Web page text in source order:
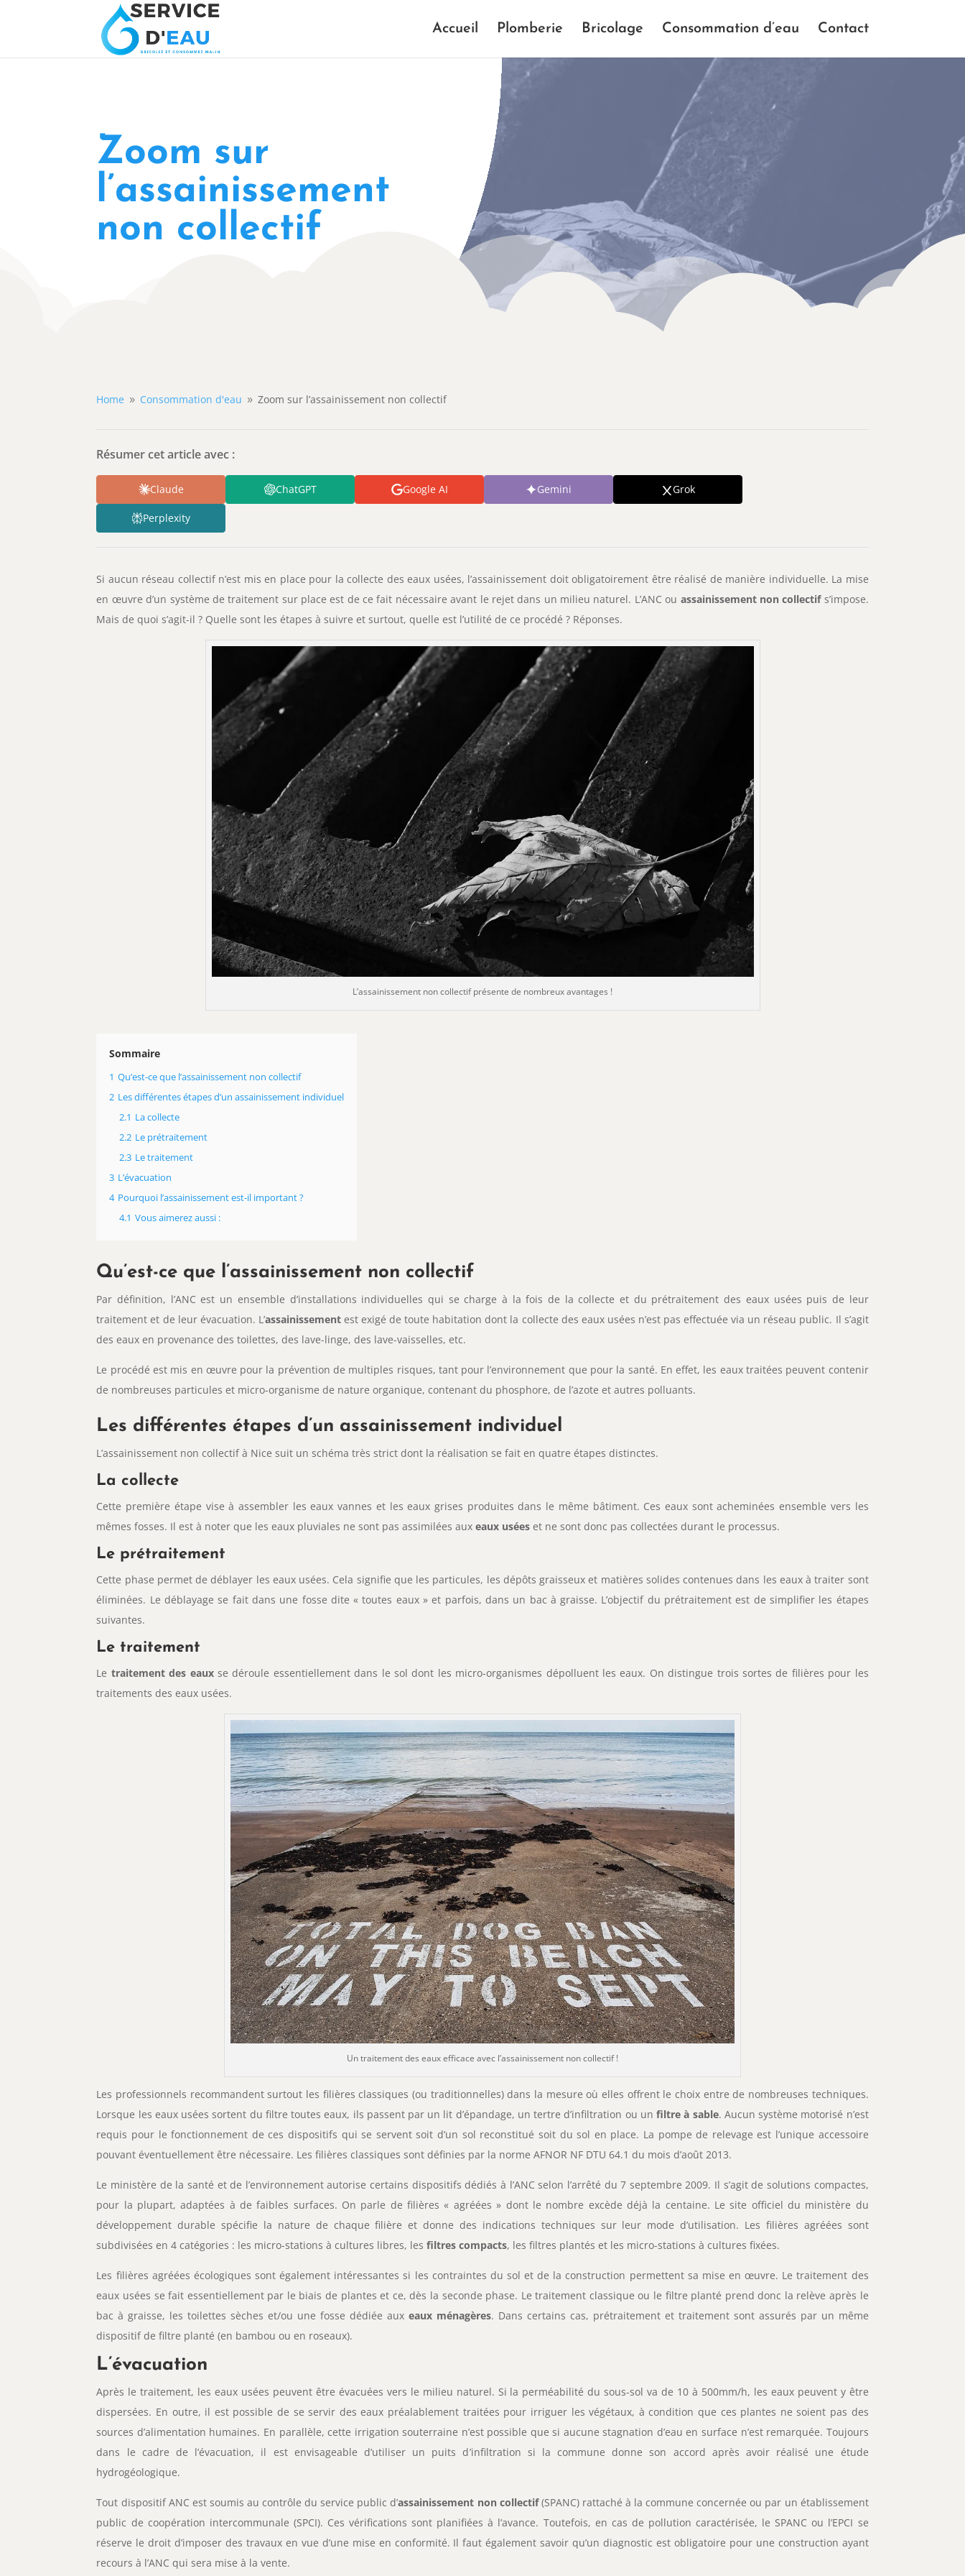
Accueil Plomberie Bricolage Consommation d’eau Contact
Zoom sur
l’assainissement
non collectif
Home 9 Consommation d'eau 9 Zoom sur l’assainissement non collectif
Résumer cet article avec :
Claude ChatGPT Google AI Gemini Grok
Perplexity
Si aucun réseau collectif n’est mis en place pour la collecte des eaux usées, l’assainissement doit obligatoirement être réalisé de manière individuelle. La mise
en œuvre d’un système de traitement sur place est de ce fait nécessaire avant le rejet dans un milieu naturel. L’ANC ou assainissement non collectif s’impose.
Mais de quoi s’agit-il ? Quelle sont les étapes à suivre et surtout, quelle est l’utilité de ce procédé ? Réponses.
L’assainissement non collectif présente de nombreux avantages !
Sommaire
1 Qu’est-ce que l’assainissement non collectif
2 Les différentes étapes d’un assainissement individuel
2.1 La collecte
2.2 Le prétraitement
2.3 Le traitement
3 L’évacuation
4 Pourquoi l’assainissement est-il important ?
4.1 Vous aimerez aussi :
Qu’est-ce que l’assainissement non collectif
Par définition, l’ANC est un ensemble d’installations individuelles qui se charge à la fois de la collecte et du prétraitement des eaux usées puis de leur
traitement et de leur évacuation. L’assainissement est exigé de toute habitation dont la collecte des eaux usées n’est pas effectuée via un réseau public. Il s’agit
des eaux en provenance des toilettes, des lave-linge, des lave-vaisselles, etc.
Le procédé est mis en œuvre pour la prévention de multiples risques, tant pour l’environnement que pour la santé. En effet, les eaux traitées peuvent contenir
de nombreuses particules et micro-organisme de nature organique, contenant du phosphore, de l’azote et autres polluants.
Les différentes étapes d’un assainissement individuel
L’assainissement non collectif à Nice suit un schéma très strict dont la réalisation se fait en quatre étapes distinctes.
La collecte
Cette première étape vise à assembler les eaux vannes et les eaux grises produites dans le même bâtiment. Ces eaux sont acheminées ensemble vers les
mêmes fosses. Il est à noter que les eaux pluviales ne sont pas assimilées aux eaux usées et ne sont donc pas collectées durant le processus.
Le prétraitement
Cette phase permet de déblayer les eaux usées. Cela signifie que les particules, les dépôts graisseux et matières solides contenues dans les eaux à traiter sont
éliminées. Le déblayage se fait dans une fosse dite « toutes eaux » et parfois, dans un bac à graisse. L’objectif du prétraitement est de simplifier les étapes
suivantes.
Le traitement
Le traitement des eauxse déroule essentiellement dans le sol dont les micro-organismes dépolluent les eaux. On distingue trois sortes de filières pour les
traitements des eaux usées.
Un traitement des eaux efficace avec l’assainissement non collectif !
Les professionnels recommandent surtout les filières classiques (ou traditionnelles) dans la mesure où elles offrent le choix entre de nombreuses techniques.
Lorsque les eaux usées sortent du filtre toutes eaux, ils passent par un lit d’épandage, un tertre d’infiltration ou unfiltre à sable. Aucun système motorisé n’est
requis pour le fonctionnement de ces dispositifs qui se servent soit d’un sol reconstitué soit du sol en place. La pompe de relevage est l’unique accessoire
pouvant éventuellement être nécessaire. Les filières classiques sont définies par la norme AFNOR NF DTU 64.1 du mois d’août 2013.
Le ministère de la santé et de l’environnement autorise certains dispositifs dédiés à l’ANC selon l’arrêté du 7 septembre 2009. Il s’agit de solutions compactes,
pour la plupart, adaptées à de faibles surfaces. On parle de filières « agréées » dont le nombre excède déjà la centaine. Le site officiel du ministère du
développement durable spécifie la nature de chaque filière et donne des indications techniques sur leur mode d’utilisation. Les filières agréées sont
subdivisées en 4 catégories : les micro-stations à cultures libres, lesfiltres compacts, les filtres plantés et les micro-stations à cultures fixées.
Les filières agréées écologiques sont également intéressantes si les contraintes du sol et de la construction permettent sa mise en œuvre. Le traitement des
eaux usées se fait essentiellement par le biais de plantes et ce, dès la seconde phase. Le traitement classique ou le filtre planté prend donc la relève après le
bac à graisse, les toilettes sèches et/ou une fosse dédiée auxeaux ménagères. Dans certains cas, prétraitement et traitement sont assurés par un même
dispositif de filtre planté (en bambou ou en roseaux).
L’évacuation
Après le traitement, les eaux usées peuvent être évacuées vers le milieu naturel. Si la perméabilité du sous-sol va de 10 à 500mm/h, les eaux peuvent y être
dispersées. En outre, il est possible de se servir des eaux préalablement traitées pour irriguer les végétaux, à condition que ces plantes ne soient pas des
sources d’alimentation humaines. En parallèle, cette irrigation souterraine n’est possible que si aucune stagnation d’eau en surface n’est remarquée. Toujours
dans le cadre de l’évacuation, il est envisageable d’utiliser un puits d’infiltration si la commune donne son accord après avoir réalisé une étude
hydrogéologique.
Tout dispositif ANC est soumis au contrôle du service public d’assainissement non collectif(SPANC) rattaché à la commune concernée ou par un établissement
public de coopération intercommunale (SPCI). Ces vérifications sont planifiées à l’avance. Toutefois, en cas de pollution caractérisée, le SPANC ou l’EPCI se
réserve le droit d’imposer des travaux en vue d’une mise en conformité. Il faut également savoir qu’un diagnostic est obligatoire pour une construction ayant
recours à l’ANC qui sera mise à la vente.